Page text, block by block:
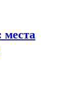
места